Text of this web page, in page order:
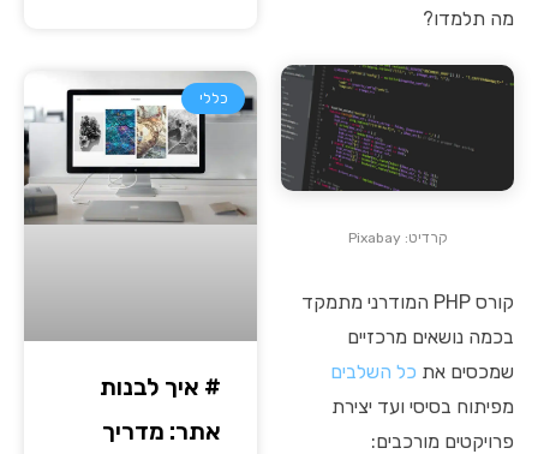
מה תלמדו?
קרדיט: Pixabay
קורס PHP המודרני מתמקד
בכמה נושאים מרכזיים
שמכסים את כל השלבים
מפיתוח בסיסי ועד יצירת
פרויקטים מורכבים:
כללי
# איך לבנות
אתר: מדריך